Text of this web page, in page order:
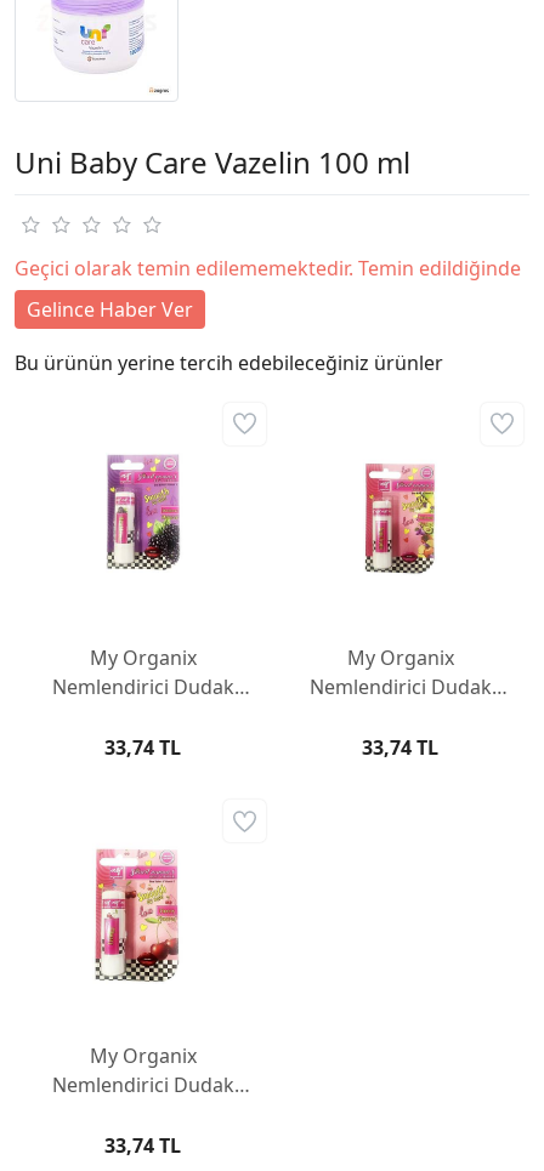
Uni Baby Care Vazelin 100 ml
Geçici olarak temin edilememektedir. Temin edildiğinde
Gelince Haber Ver
Bu ürünün yerine tercih edebileceğiniz ürünler
My Organix
Nemlendirici Dudak
33,74 TL
My Organix
Nemlendirici Dudak
Frutti
33,74 TL
My Organix
Nemlendirici Dudak
33,74 TL